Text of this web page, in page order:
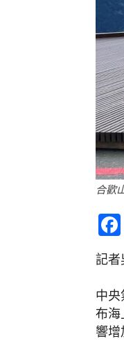
合歡
記者
中
布海
響